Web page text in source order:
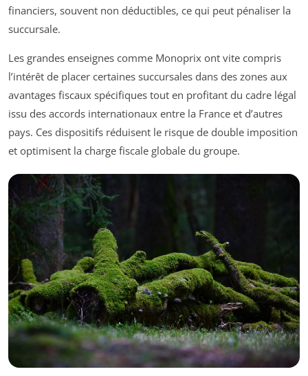
financiers, souvent non déductibles, ce qui peut pénaliser la
succursale.
Les grandes enseignes comme Monoprix ont vite compris
l’intérêt de placer certaines succursales dans des zones aux
avantages fiscaux spécifiques tout en profitant du cadre légal
issu des accords internationaux entre la France et d’autres
pays. Ces dispositifs réduisent le risque de double imposition
et optimisent la charge fiscale globale du groupe.